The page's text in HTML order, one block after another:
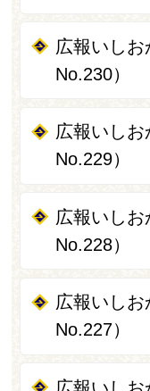
広報いしお
No.230）
広報いし
No.229）
広報いし
No.228）
広報いし
No.227）